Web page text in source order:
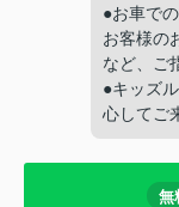
●お車で
お客様の
など、ご
●キッズ
心してご
無